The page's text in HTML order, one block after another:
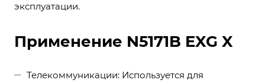
эксплуатации.
Применение N5171B EXG X
Телекоммуникации: Используется для